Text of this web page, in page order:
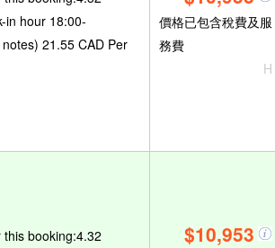
in hour 18:00-
21.55 CAD Per
價格已包含稅費及服
務費
H
booking:4.32
$10,953